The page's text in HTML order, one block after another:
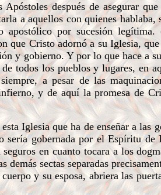
después de asegurar
a aquellos con quienes
apostólico por sucesión
que Cristo adornó a su Iglesia,
y gobierno. Y por lo que hace a
todos los pueblos y lugares, en
a pesar de las
y de aquí la promesa de
Iglesia que ha de enseñar a las
sería gobernada por el Espíritu
en cuanto tocara a los
demás sectas separadas
y su esposa, abriera las